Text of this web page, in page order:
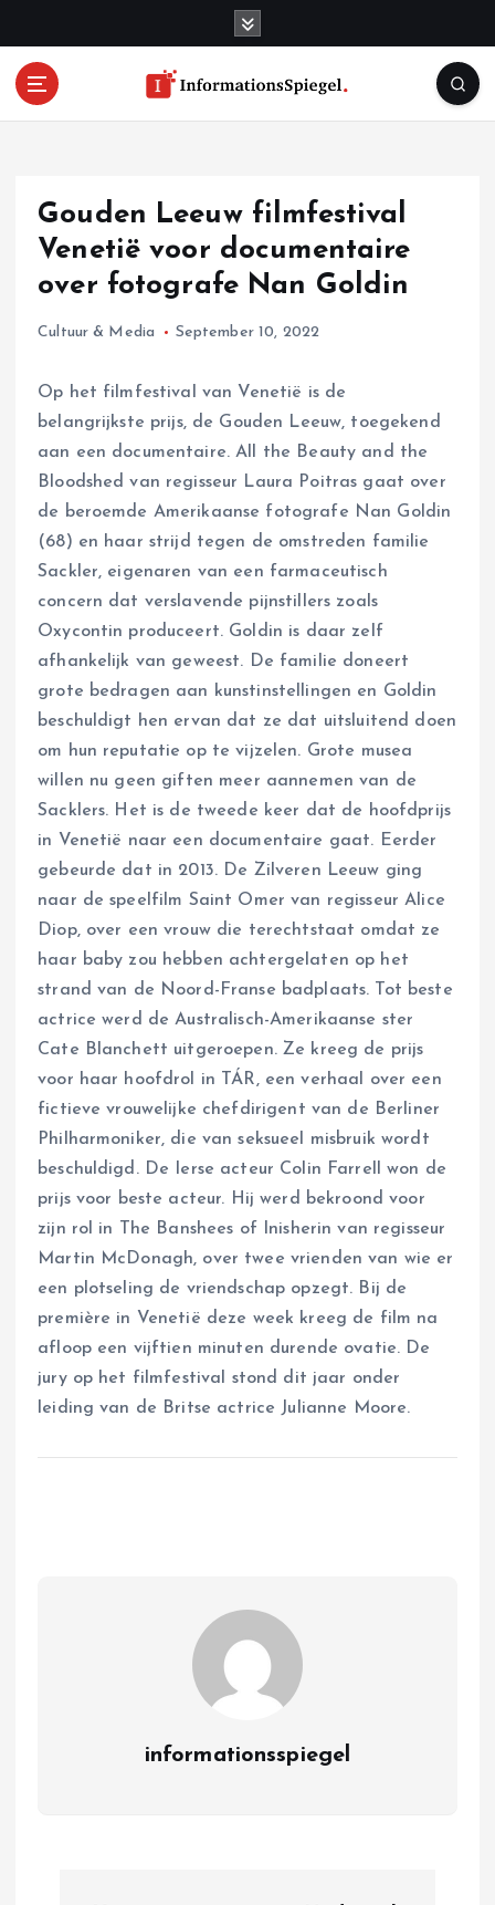
Gouden Leeuw filmfestival
Venetië voor documentaire
over fotografe Nan Goldin
Cultuur & Media September 10, 2022
Op het filmfestival van Venetië is de
belangrijkste prijs, de Gouden Leeuw, toegekend
aan een documentaire. All the Beauty and the
Bloodshed van regisseur Laura Poitras gaat over
de beroemde Amerikaanse fotografe Nan Goldin
(68) en haar strijd tegen de omstreden familie
Sackler, eigenaren van een farmaceutisch
concern dat verslavende pijnstillers zoals
Oxycontin produceert. Goldin is daar zelf
afhankelijk van geweest. De familie doneert
grote bedragen aan kunstinstellingen en Goldin
beschuldigt hen ervan dat ze dat uitsluitend doen
om hun reputatie op te vijzelen. Grote musea
willen nu geen giften meer aannemen van de
Sacklers. Het is de tweede keer dat de hoofdprijs
in Venetië naar een documentaire gaat. Eerder
gebeurde dat in 2013. De Zilveren Leeuw ging
naar de speelfilm Saint Omer van regisseur Alice
Diop, over een vrouw die terechtstaat omdat ze
haar baby zou hebben achtergelaten op het
strand van de Noord-Franse badplaats. Tot beste
actrice werd de Australisch-Amerikaanse ster
Cate Blanchett uitgeroepen. Ze kreeg de prijs
voor haar hoofdrol in TÁR, een verhaal over een
fictieve vrouwelijke chefdirigent van de Berliner
Philharmoniker, die van seksueel misbruik wordt
beschuldigd. De Ierse acteur Colin Farrell won de
prijs voor beste acteur. Hij werd bekroond voor
zijn rol in The Banshees of Inisherin van regisseur
Martin McDonagh, over twee vrienden van wie er
een plotseling de vriendschap opzegt. Bij de
première in Venetië deze week kreeg de film na
afloop een vijftien minuten durende ovatie. De
jury op het filmfestival stond dit jaar onder
leiding van de Britse actrice Julianne Moore.
informationsspiegel